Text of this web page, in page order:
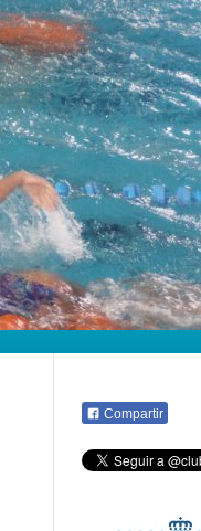
Compartir